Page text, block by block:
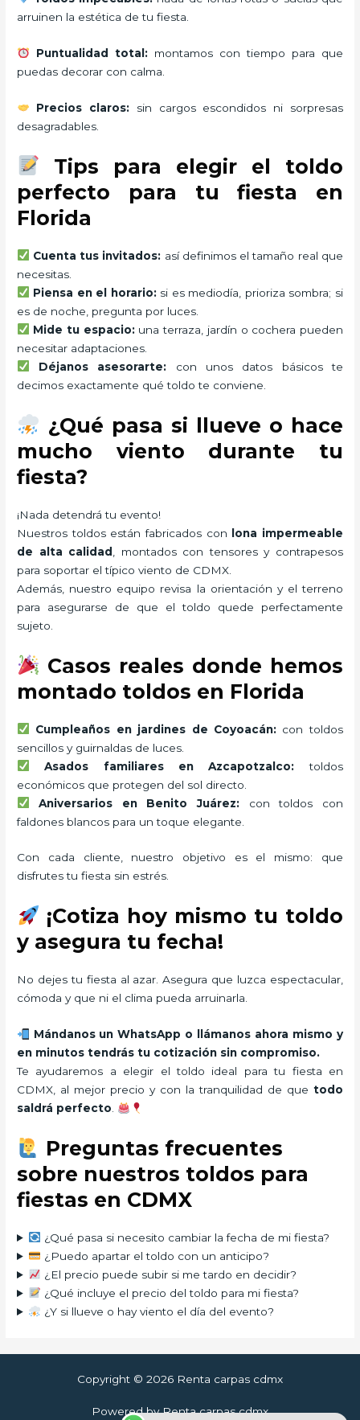
arruinen la estética de tu fiesta.
Puntualidad total:montamos con tiempo para que
puedas decorar con calma.
Precios claros: sin cargos escondidos ni sorpresas
desagradables.
Tips para elegir el toldo
perfecto para tu fiesta en
Florida
Cuenta tus invitados: así definimos el tamaño real que
necesitas.
Piensa en el horario:si es mediodía, prioriza sombra; si
es de noche, pregunta por luces.
Mide tu espacio:una terraza, jardín o cochera pueden
necesitar adaptaciones.
Déjanos asesorarte: con unos datos básicos te
decimos exactamente qué toldo te conviene.
¿Qué pasa si llueve o hace
mucho viento durante tu
fiesta?
¡Nada detendrá tu evento!
Nuestros toldos están fabricados con
lona impermeable
de alta calidad
, montados con tensores y contrapesos
para soportar el típico viento de CDMX.
Además, nuestro equipo revisa la orientación y el terreno
para asegurarse de que el toldo quede perfectamente
sujeto.
Casos reales donde hemos
montado toldos en Florida
Cumpleaños en jardines de Coyoacán: con toldos
sencillos y guirnaldas de luces.
Asados familiares en Azcapotzalco: toldos
económicos que protegen del sol directo.
Aniversarios en Benito Juárez: con toldos con
faldones blancos para un toque elegante.
Con cada cliente, nuestro objetivo es el mismo: que
disfrutes tu fiesta sin estrés.
¡Cotiza hoy mismo tu toldo
y asegura tu fecha!
No dejes tu fiesta al azar. Asegura que luzca espectacular,
cómoda y que ni el clima pueda arruinarla.
Mándanos un WhatsApp o llámanos ahora mismo y
en minutos tendrás tu cotización sin compromiso.
Te ayudaremos a elegir el toldo ideal para tu fiesta en
CDMX, al mejor precio y con la tranquilidad de que todo
saldrá perfecto
Preguntas frecuentes
sobre nuestros toldos para
fiestas en CDMX
¿Qué pasa si necesito cambiar la fecha de mi fiesta?
¿Puedo apartar el toldo con un anticipo?
¿El precio puede subir si me tardo en decidir?
¿Qué incluye el precio del toldo para mi fiesta?
¿Y si llueve o hay viento el día del evento?
Copyright © 2026 Renta carpas cdmx
Powered by Renta carpas cdmx